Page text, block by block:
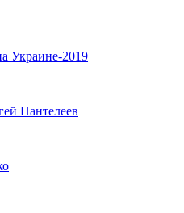
Украине-2019
Пантелеев